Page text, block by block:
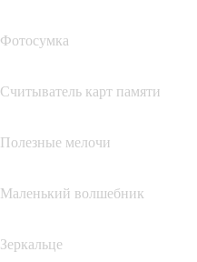
Фотосумка
Считыватель карт памяти
Полезные мелочи
Маленький волшебник
Зеркальце